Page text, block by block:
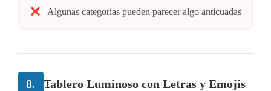
Algunas categorías pueden parecer algo anticuadas
8. Tablero Luminoso con Letras y Emojis